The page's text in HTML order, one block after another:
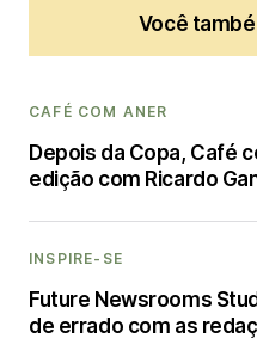
Você
CAFÉ COM ANER
Depois da Copa, Café
edição com Ricardo
INSPIRE-SE
Future Newsrooms
de errado com as